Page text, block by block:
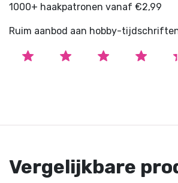
1000+ haakpatronen vanaf €2,99
Ruim aanbod aan hobby-
Vergelijkbare